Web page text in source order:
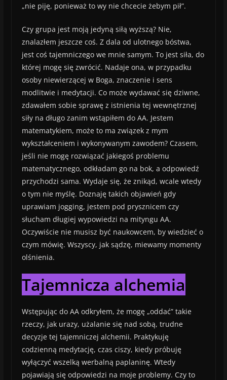
„nie piję, ponieważ to wy nie chcecie żebym pił”.
Czy grupa jest moją jedyną siłą wyższą? Nie,
znalazłem jeszcze coś. Z dala od ulotnego bóstwa,
jest coś tajemniczego we mnie samym. To jest siła, do
której mogę się zwrócić. Nadaje ona, w przypadku
osoby niewierzącej w Boga, znaczenie i sens
modlitwie i medytacji. Co może wydawać się dziwne,
zdawałem sobie sprawę z istnienia tej wewnętrznej
siły na długo zanim wstąpiłem do AA. Jestem
matematykiem, może to ma związek z mym
wykształceniem i wykonywanym zawodem? Czasem,
jeśli nie mogę rozwiązać jakiegoś problemu
matematycznego, odkładam go na bok, a odpowiedź
przychodzi sama. Wydaje się, że znikąd, wcale wtedy
o tym nie myślę. Doznaję takich objawień gdy
uprawiam jogging, jestem pod prysznicem czy
słucham długiej wypowiedzi na mityngu AA.
Oczywiście nie musisz być naukowcem, by wiedzieć o
czym mówię. Wszyscy, jak sądzę, miewamy momenty
olśnienia.
Tajemnicza alchemia
Wstępując do AA odkryłem, że mogę „oddać” takie
rzeczy, jak urazy, użalanie się nad sobą, trudne
decyzje tej tajemniczej alchemii. Praktykuję
codzienną medytację, czas ciszy, kiedy próbuję
wyłączyć wszelką werbalną paplaninę. Wtedy
pojawiają się odpowiedzi na moje problemy. Czy to